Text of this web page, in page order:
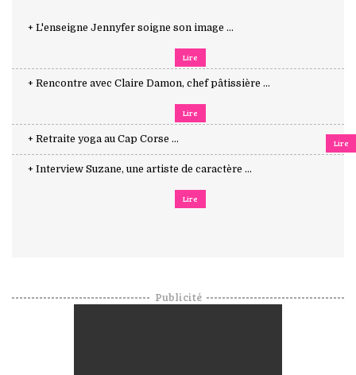
+ L'enseigne Jennyfer soigne son image ...
Lire
+ Rencontre avec Claire Damon, chef pâtissière ...
Lire
+ Retraite yoga au Cap Corse ... Lire
+ Interview Suzane, une artiste de caractère ...
Lire
Publicité